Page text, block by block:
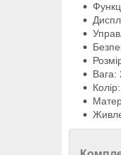
Вага: